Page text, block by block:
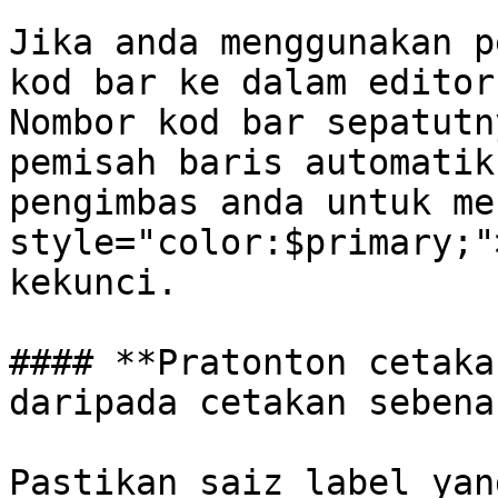
Jika anda menggunakan
kod bar ke dalam
Nombor kod bar
pemisah baris
pengimbas anda untuk
kekunci.
#### **Pratonton
daripada cetakan
Pastikan saiz label